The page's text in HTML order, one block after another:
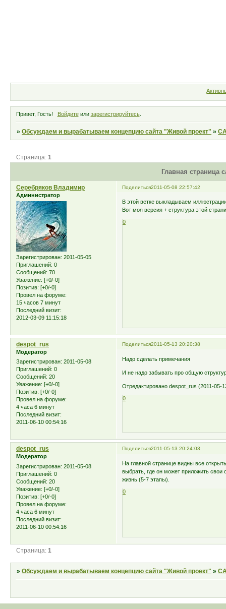
Привет, Гость! Войдитеили зарегистрируйтесь.
»Обсуждаем и вырабатываем концепцию сайта "Живой проект" »
Главная страница
Страница:1
Поделиться2011-05-08 22:57:42
Серебряков Владимир
Администратор
Зарегистрирован: 2011-05-05
Приглашений: 0
Сообщений: 70
Уважение: [+0/-0]
Позитив: [+0/-0]
Провел на форуме:
15 часов 7 минут
Последний визит:
2012-03-09 11:15:18
В этой ветке выкладываем
Вот моя версия + структура этой
0
Поделиться2011-05-13 20:20:38
despot_rus
Модератор
Зарегистрирован: 2011-05-08
Приглашений: 0
Сообщений: 20
Уважение: [+0/-0]
Позитив: [+0/-0]
Провел на форуме:
4 часа 6 минут
Последний визит:
2011-06-10 00:54:16
Надо сделать примечания
И не надо забывать про общую
Отредактировано despot_rus (2011-05-
0
Поделиться2011-05-13 20:24:03
despot_rus
Модератор
Зарегистрирован: 2011-05-08
Приглашений: 0
Сообщений: 20
Уважение: [+0/-0]
Позитив: [+0/-0]
Провел на форуме:
4 часа 6 минут
Последний визит:
2011-06-10 00:54:16
На главной странице видны все
выбрать, где он может приложить
жизнь (5-7 этапы).
0
Страница: 1
»Обсуждаем и вырабатываем концепцию сайта "Живой проект" »